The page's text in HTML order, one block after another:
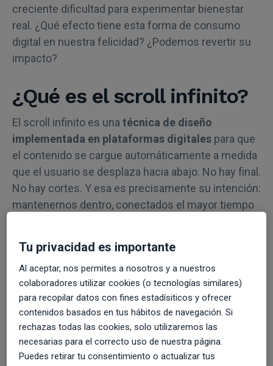
creciente dificultad para experimentar bienestar
real. ¿Qué efecto tiene esta forma de consumo
digital en nuestra felicidad? ¿Podemos revertir su
impacto?
¿Qué es el scroll infinito?
El scroll infinito es una técnica de diseño
implementada en plataformas digitales para que
el contenido se cargue automáticamente a medida
que el usuario se desplaza hacia abajo. No hay final.
No hay cortes. Y esa es precisamente su intención:
mantenernos dentro, conectados el mayor tiempo
Aza Raskin, diseñador de esta función cuando
trabajaba para Mozilla en 2006, confesó años
después que su invento había contribuido a “robar
miles de millones de horas de la gente” sin que
se dieran cuenta. Él mismo ha sido crítico con el
uso ético de las interfaces digitales, y fundó
posteriormente elCenter for Humane
Technology, desde donde promueve un uso más
Tu privacidad es importante
Al aceptar, nos permites a nosotros y a nuestros
colaboradores utilizar cookies (o tecnologías similares)
para recopilar datos con fines estadísiticos y ofrecer
contenidos basados en tus hábitos de navegación. Si
rechazas todas las cookies, solo utilizaremos las
necesarias para el correcto uso de nuestra página.
Puedes retirar tu consentimiento o actualizar tus